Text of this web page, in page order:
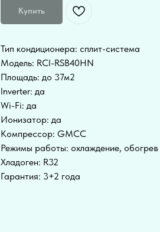
Купить
Тип кондиционера: сплит-система
Модель: RCI-RSB40HN
Площадь: до 37м2
Inverter: да
Wi-Fi: да
Ионизатор: да
Компрессор: GMCC
Режимы работы: охлаждение, обогрев
Хладоген: R32
Гарантия: 3+2 года